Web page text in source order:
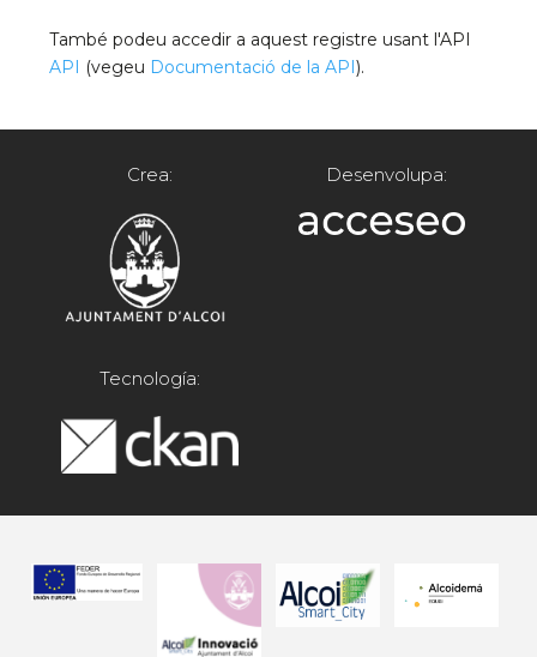
També podeu accedir a aquest registre usant l'API
API (vegeu Documentació de la API).
Crea: Desenvolupa:
Tecnología: